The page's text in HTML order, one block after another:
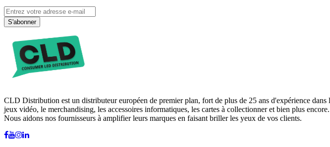
S'abonner
CLD Distribution est un distributeur européen de premier plan, fort de plus de 25 ans d'expérience
jeux vidéo, le merchandising, les accessoires informatiques, les cartes à collectionner et bien plus encore.
Nous aidons nos fournisseurs à amplifier leurs marques en faisant briller les yeux de vos clients.